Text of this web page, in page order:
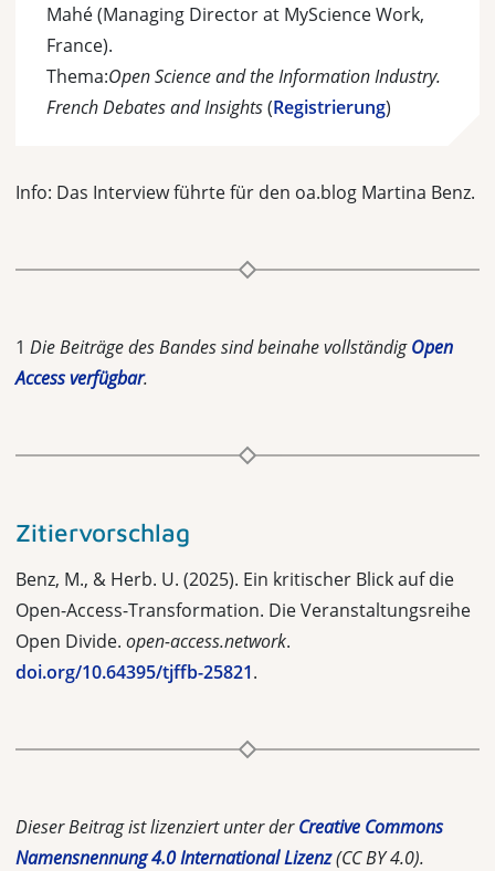
Mahé (Managing Director at MyScience Work,
France).
Thema:Open Science and the Information Industry.
French Debates and Insights(Registrierung)
Info: Das Interview führte für den oa.blog Martina Benz.
1 Die Beiträge des Bandes sind beinahe vollständigOpen
Access verfügbar.
Zitiervorschlag
Benz, M., & Herb. U. (2025). Ein kritischer Blick auf die
Open-Access-Transformation. Die Veranstaltungsreihe
Open Divide. open-access.network.
doi.org/10.64395/tjffb-25821.
Dieser Beitrag ist lizenziert unter derCreative Commons
Namensnennung 4.0 International Lizenz(CC BY 4.0).